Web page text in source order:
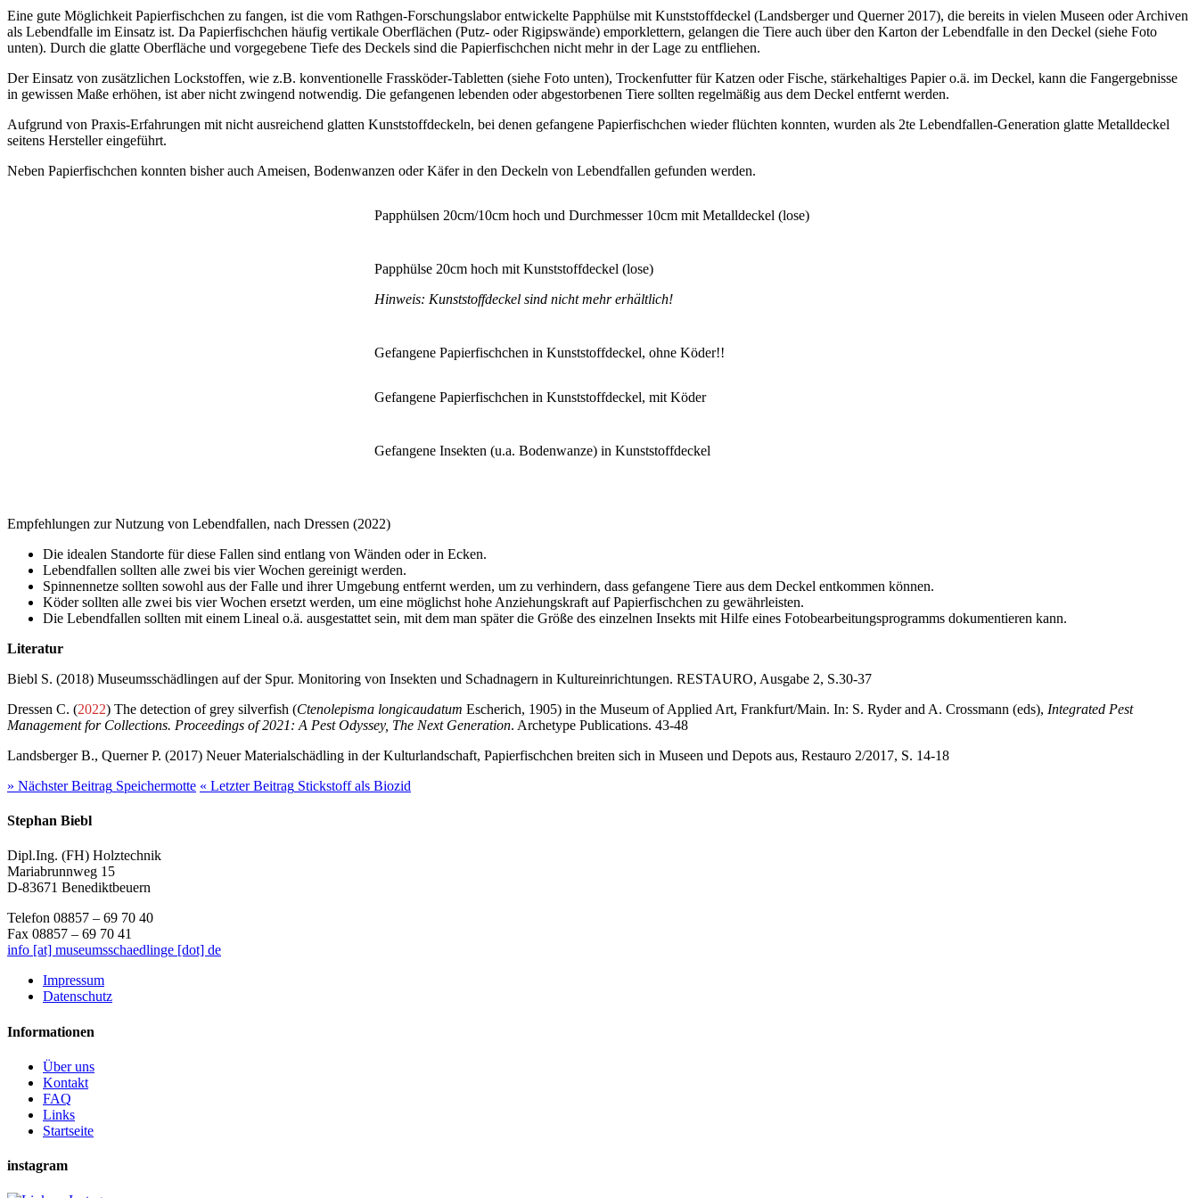
Eine gute Möglichkeit Papierfischchen zu fangen, ist die vom Rathgen-Forschungslabor entwickelte Papphülse mit Kunststoffdeckel (Landsberger und Querner 2017), die bereits in vielen Museen oder Archiven
als Lebendfalle im Einsatz ist. Da Papierfischchen häufig vertikale Oberflächen (Putz- oder Rigipswände) emporklettern, gelangen die Tiere auch über den Karton der Lebendfalle in den Deckel (siehe Foto
unten). Durch die glatte Oberfläche und vorgegebene Tiefe des Deckels sind die Papierfischchen nicht mehr in der Lage zu entfliehen.
Der Einsatz von zusätzlichen Lockstoffen, wie z.B. konventionelle Frassköder-Tabletten (siehe Foto unten), Trockenfutter für Katzen oder Fische, stärkehaltiges Papier o.ä. im Deckel, kann die Fangergebnisse
in gewissen Maße erhöhen, ist aber nicht zwingend notwendig. Die gefangenen lebenden oder abgestorbenen Tiere sollten regelmäßig aus dem Deckel entfernt werden.
Aufgrund von Praxis-Erfahrungen mit nicht ausreichend glatten Kunststoffdeckeln, bei denen gefangene Papierfischchen wieder flüchten konnten, wurden als 2te Lebendfallen-Generation glatte Metalldeckel
seitens Hersteller eingeführt.
Neben Papierfischchen konnten bisher auch Ameisen, Bodenwanzen oder Käfer in den Deckeln von Lebendfallen gefunden werden.
Papphülsen 20cm/10cm hoch und Durchmesser 10cm mit Metalldeckel (lose)
Papphülse 20cm hoch mit Kunststoffdeckel (lose)
Hinweis: Kunststoffdeckel sind nicht mehr erhältlich!
Gefangene Papierfischchen in Kunststoffdeckel, ohne Köder!!
Gefangene Papierfischchen in Kunststoffdeckel, mit Köder
Gefangene Insekten (u.a. Bodenwanze) in Kunststoffdeckel
Empfehlungen zur Nutzung von Lebendfallen, nach Dressen (2022)
Die idealen Standorte für diese Fallen sind entlang von Wänden oder in Ecken.
Lebendfallen sollten alle zwei bis vier Wochen gereinigt werden.
Spinnennetze sollten sowohl aus der Falle und ihrer Umgebung entfernt werden, um zu verhindern, dass gefangene Tiere aus dem Deckel entkommen können.
Köder sollten alle zwei bis vier Wochen ersetzt werden, um eine möglichst hohe Anziehungskraft auf Papierfischchen zu gewährleisten.
Die Lebendfallen sollten mit einem Lineal o.ä. ausgestattet sein, mit dem man später die Größe des einzelnen Insekts mit Hilfe eines Fotobearbeitungsprogramms dokumentieren kann.
Literatur
Biebl S. (2018) Museumsschädlingen auf der Spur. Monitoring von Insekten und Schadnagern in Kultureinrichtungen. RESTAURO, Ausgabe 2, S.30-37
Dressen C. (2022) The detection of grey silverfish (Ctenolepisma longicaudatum Escherich, 1905) in the Museum of Applied Art, Frankfurt/Main. In: S. Ryder and A. Crossmann (eds), Integrated Pest
Management for Collections. Proceedings of 2021: A Pest Odyssey, The Next Generation. Archetype Publications. 43-48
Landsberger B., Querner P. (2017) Neuer Materialschädling in der Kulturlandschaft, Papierfischchen breiten sich in Museen und Depots aus, Restauro 2/2017, S. 14-18
» Nächster Beitrag Speichermotte « Letzter Beitrag Stickstoff als Biozid
Stephan Biebl
Dipl.Ing. (FH) Holztechnik
Mariabrunnweg 15
D-83671 Benediktbeuern
Telefon 08857 – 69 70 40
Fax 08857 – 69 70 41
info [at] museumsschaedlinge [dot] de
Impressum
Datenschutz
Informationen
Über uns
Kontakt
FAQ
Links
Startseite
instagram